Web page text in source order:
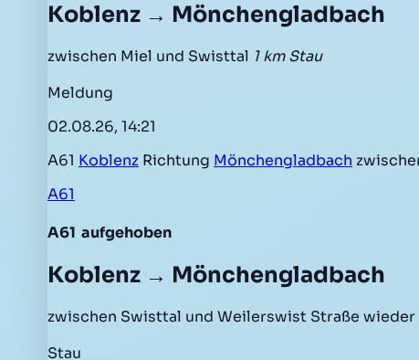
Koblenz → Mönchengladbach
zwischen Miel und Swisttal 1 km Stau
Meldung
02.08.26, 14:21
A61 Koblenz Richtung Mönchengladbach
A61
A61 aufgehoben
Koblenz → Mönchengladbach
zwischen Swisttal und Weilerswist Straße wieder
Stau